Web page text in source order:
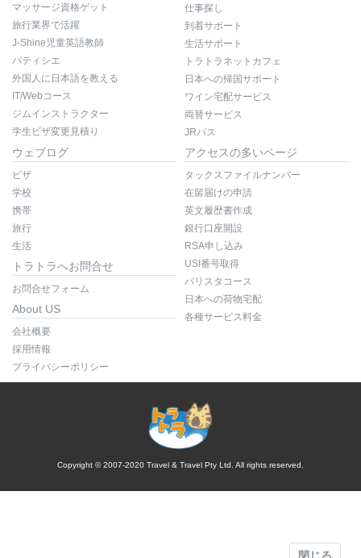
マッサージ資格ゲット
旅行業界で活躍
J-Shine児童英語教師
パティシエ
外国人に日本語を教える
IT/Webコース
ジムインストラクター
学生ビザ変更見積り
仕事探し
到着サポート
生活サポート
トラトラネットカフェ
日本への帰国サポート
ワイン宅配サービス
両替サービス
JRパス
ウェブログ
ビザ
学校
携帯
旅行
生活
トラトラへお問合せ
お問合せフォーム
About US
会社概要
採用情報
プライバシーポリシー
アクセスの多いページ
タックスファイルナンバー
在留届けの申請
英文履歴書作成
銀行口座開設
RSA申し込み
USI番号取得
バリスタコース
日本への荷物宅配
各種サービス料金
Copyright © 2007-2020 Travel & Travel Pty Ltd. All rights reserved.